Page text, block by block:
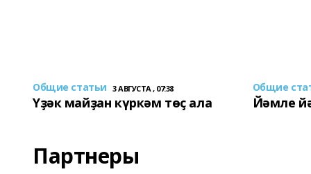
Общие статьи 3 АВГУСТА , 07:38
Үҙәк майҙан күркәм төҫ ала
Общие
Йәмле
Партнеры